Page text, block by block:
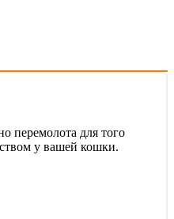
перемолота для того
у вашей кошки.